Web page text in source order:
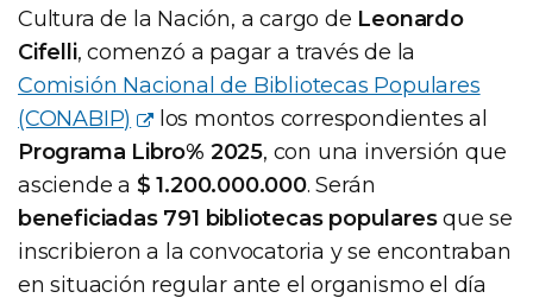
Cultura de la Nación, a cargo de Leonardo
Cifelli, comenzó a pagar a través de la
Comisión Nacional de Bibliotecas Populares
(CONABIP)
los montos correspondientes al
Programa Libro% 2025, con una inversión que
asciende a $ 1.200.000.000. Serán
beneficiadas 791 bibliotecas popularesque se
inscribieron a la convocatoria y se encontraban
en situación regular ante el organismo el día